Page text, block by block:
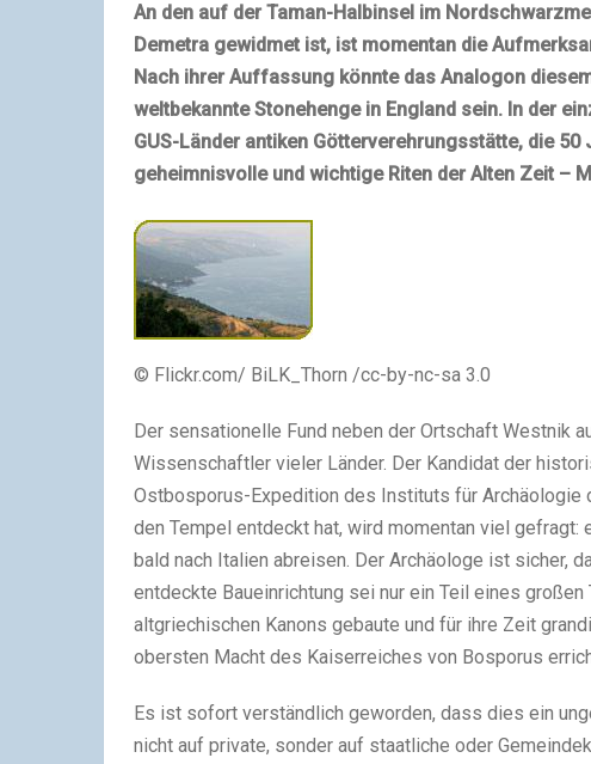
An den auf der Taman-Halbinsel im
Demetra gewidmet ist, ist momentan die
Nach ihrer Auffassung könnte das Analogon
weltbekannte Stonehenge in England sein. In der
GUS-Länder antiken Götterverehrungsstätte, die
geheimnisvolle und wichtige Riten der Alten Zeit –
© Flickr.com/ BiLK_Thorn /cc-by-nc-sa 3.0
Der sensationelle Fund neben der Ortschaft Westnik
Wissenschaftler vieler Länder. Der Kandidat der
Ostbosporus-Expedition des Instituts für
den Tempel entdeckt hat, wird momentan viel
bald nach Italien abreisen. Der Archäologe ist sicher,
entdeckte Baueinrichtung sei nur ein Teil eines
altgriechischen Kanons gebaute und für ihre Zeit
obersten Macht des Kaiserreiches von Bosporus
Es ist sofort verständlich geworden, dass dies ein
nicht auf private, sonder auf staatliche oder